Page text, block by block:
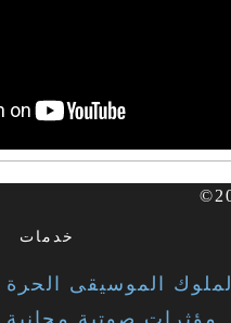
خدمات
الملوك الموسيقى الحرة